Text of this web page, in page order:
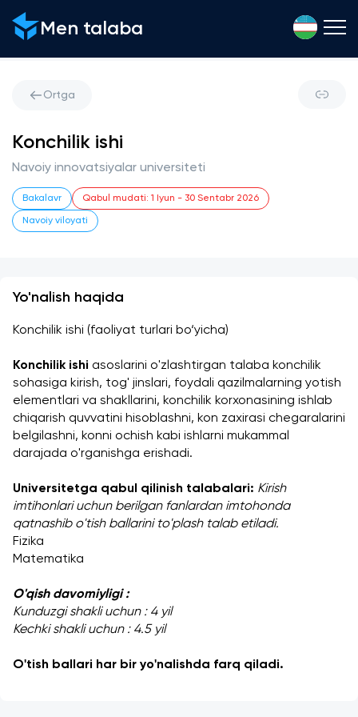
Men talaba
Ortga
Konchilik ishi
Navoiy innovatsiyalar universiteti
Bakalavr Qabul mudati: 1 Iyun - 30 Sentabr 2026
Navoiy viloyati
Yo'nalish haqida
Konchilik ishi (faoliyat turlari bo‘yicha)
Konchilik ishi asoslarini o'zlashtirgan talaba konchilik
sohasiga kirish, tog' jinslari, foydali qazilmalarning yotish
elementlari va shakllarini, konchilik korxonasining ishlab
chiqarish quvvatini hisoblashni, kon zaxirasi chegaralarini
belgilashni, konni ochish kabi ishlarni mukammal
darajada o'rganishga erishadi.
Universitetga qabul qilinish talabalari: Kirish
imtihonlari uchun berilgan fanlardan imtohonda
qatnashib o'tish ballarini to'plash talab etiladi.
Fizika
Matematika
O'qish davomiyligi :
Kunduzgi shakli uchun : 4 yil
Kechki shakli uchun : 4.5 yil
O'tish ballari har bir yo'nalishda farq qiladi.